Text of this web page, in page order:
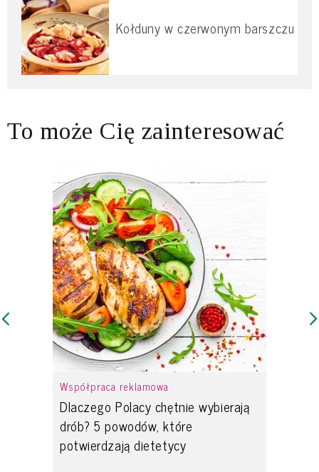
Kołduny w czerwonym barszczu
To może Cię zainteresować
Współpraca reklamowa
Dlaczego Polacy chętnie wybierają
drób? 5 powodów, które
potwierdzają dietetycy